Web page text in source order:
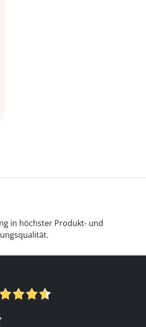
in höchster Produkt- und